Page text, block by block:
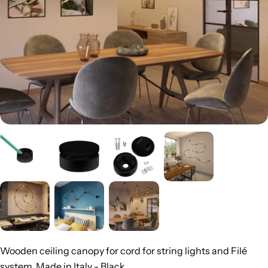
Wooden ceiling canopy for cord for string lights and Filé